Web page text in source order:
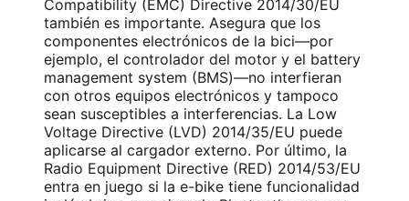
Compatibility (EMC) Directive 2014/30/EU
también es importante. Asegura que los
componentes electrónicos de la bici—por
ejemplo, el controlador del motor y el battery
management system (BMS)—no interfieran
con otros equipos electrónicos y tampoco
sean susceptibles a interferencias. La Low
Voltage Directive (LVD) 2014/35/EU puede
aplicarse al cargador externo. Por último, la
Radio Equipment Directive (RED) 2014/53/EU
entra en juego si la e-bike tiene funcionalidad